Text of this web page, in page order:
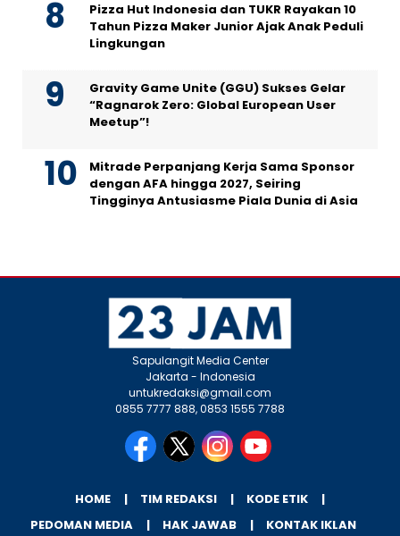
Pizza Hut Indonesia dan TUKR Rayakan 10
Tahun Pizza Maker Junior Ajak Anak Peduli
Lingkungan
Gravity Game Unite (GGU) Sukses Gelar
“Ragnarok Zero: Global European User
Meetup”!
Mitrade Perpanjang Kerja Sama Sponsor
dengan AFA hingga 2027, Seiring
Tingginya Antusiasme Piala Dunia di Asia
Sapulangit Media Center
Jakarta - Indonesia
untukredaksi@gmail.com
0855 7777 888, 0853 1555 7788
HOME TIM REDAKSI
KODE ETIK
PEDOMAN MEDIA
HAK JAWAB KONTAK IKLAN